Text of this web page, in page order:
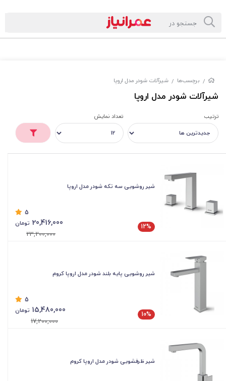
/ برچسب‌ها / شیرآلات شودر مدل اروپا
شیرآلات شودر مدل اروپا
ترتیب تعداد نمایش
شیر روشویی سه تکه شودر مدل اروپا
5
12%
20,416,000 تومان
23,200,000
شیر روشویی پایه بلند شودر مدل اروپا کروم
5
10%
15,480,000 تومان
17,200,000
شیر ظرفشویی شودر مدل اروپا کروم